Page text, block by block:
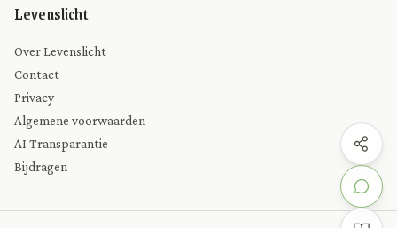
Levenslicht
Over Levenslicht
Contact
Privacy
Algemene voorwaarden
AI Transparantie
Bijdragen